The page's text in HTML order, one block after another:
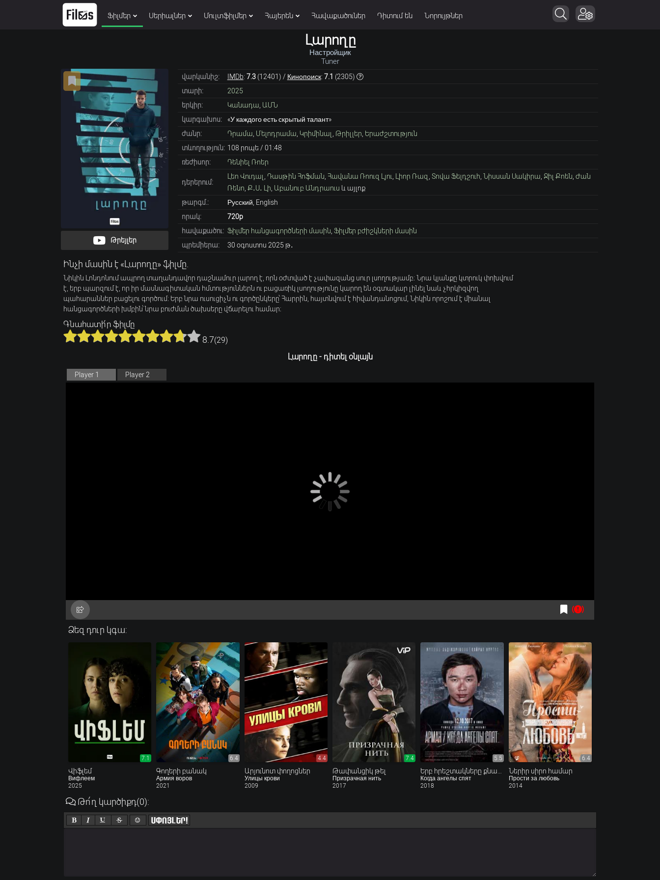
Ֆիլմեր Սերիալներ Մուլտֆիլմեր Հայերեն Հավաքածուներ Դիտում են Նորույթներ
Լարողը
Настройщик
Tuner
Թրեյլեր
վարկանիշ: IMDb: 7.3(12401 ) / Кинопоиск: 7.1 (2305)
տարի:
2025
երկիր:
Կանադա ԱՄՆ
կարգախոս:
«У каждого есть скрытый талант»
ժանր:
Դրամա Մելոդրամա Կրիմինալ Թրիլլեր Երաժշտություն
տևողություն: 108 րոպե / 01։48
ռեժիսոր:
Դենիել Ռոեր
դերերում:
Լեո Վուդալ Դասթին Հոֆման Հավանա Ռոուզ Լյու Լիոր Ռազ Տովա Ֆելդշուհ Նիսսան Սակիրա Ջիլ Քոեն Ժան
Ռենո Ք․Ս․ Լի Աբանուբ Անդրաուս և այլոք
թարգմ.:
Русский, English
որակ:
720p
հավաքածու: Ֆիլմեր հանցագործների մասին Ֆիլմեր բժիշկների մասին
պրեմիերա:
30 օգոստոս 2025 թ․
Ինչի մասին է «Լարողը» ֆիլմը.
Նիկին Լոնդոնում ապրող տաղանդավոր դաշնամուր լարող է, որն օժտված է չափազանց սուր լսողությամբ։ Նրա կյանքը կտրուկ փոխվում
է, երբ պարզում է, որ իր մասնագիտական հմտություններն ու բացառիկ լսողությունը կարող են օգտակար լինել նաև չհրկիզվող
պահարաններ բացելու գործում։ Երբ նրա ուսուցիչն ու գործընկերը՝ Հարրին, հայտնվում է հիվանդանոցում, Նիկին որոշում է միանալ
հանցագործների խմբին՝ նրա բուժման ծախսերը վճարելու համար։
Գնահատի՛ր ֆիլմը
8.7(29)
Լարողը - դիտել օնլայն
Player 1 Player 2
Ձեզ դուր կգա:
7.1
Վիֆլեմ
Вифлеем
2025
6.4
Գողերի բանակ
Армия воров
2021
4.4
Արյունոտ փողոցներ
Улицы крови
2009
7.4
Թափանցիկ թել
Призрачная нить
2017
5.5
Когда ангелы спят
2018
6.4
Ներիր սիրո համար
Прости за любовь
2014
Թո՛ղ կարծիքդ(0):